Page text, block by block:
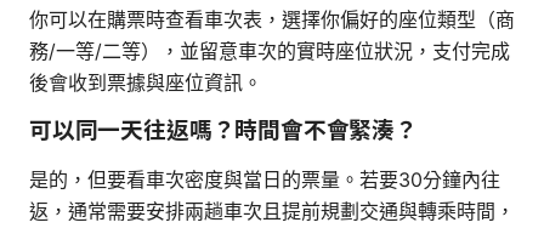
你可以在購票時查看車次表，選擇你偏好的座位類型（商
務/一等/二等），並留意車次的實時座位狀況，支付完成
後會收到票據與座位資訊。
可以同一天往返嗎？時間會不會緊湊？
是的，但要看車次密度與當日的票量。若要30分鐘內往
返，通常需要安排兩趟車次且提前規劃交通與轉乘時間，